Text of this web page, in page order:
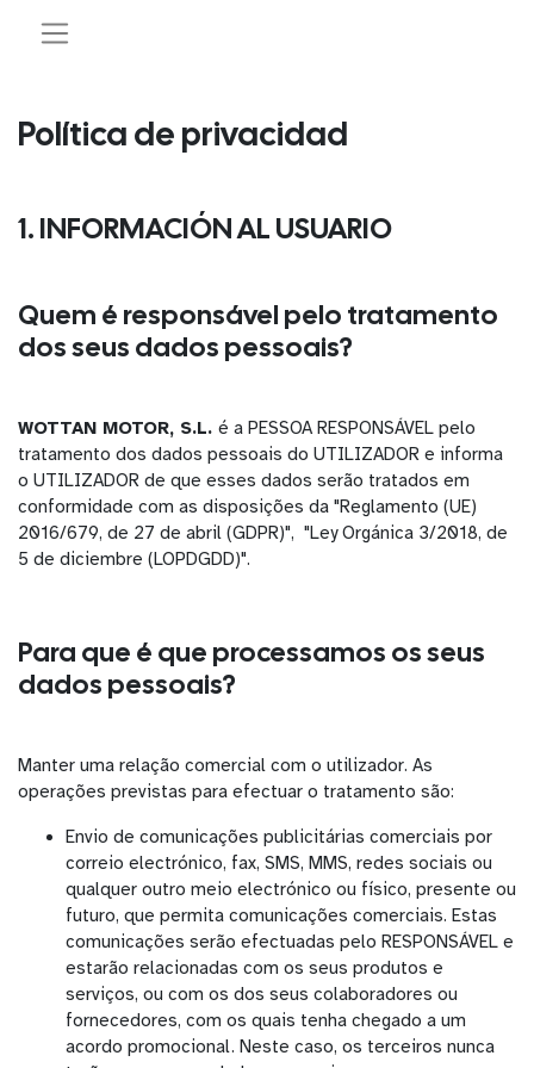
Política de privacidad
1. INFORMACIÓN AL USUARIO
Quem é responsável pelo tratamento
dos seus dados pessoais?
WOTTAN MOTOR, S.L. é a PESSOA RESPONSÁVEL pelo
tratamento dos dados pessoais do UTILIZADOR e informa
o UTILIZADOR de que esses dados serão tratados em
conformidade com as disposições da "Reglamento (UE)
2016/679, de 27 de abril (GDPR)", "Ley Orgánica 3/2018, de
5 de diciembre (LOPDGDD)".
Para que é que processamos os seus
dados pessoais?
Manter uma relação comercial com o utilizador. As
operações previstas para efectuar o tratamento são:
Envio de comunicações publicitárias comerciais por
correio electrónico, fax, SMS, MMS, redes sociais ou
qualquer outro meio electrónico ou físico, presente ou
futuro, que permita comunicações comerciais. Estas
comunicações serão efectuadas pelo RESPONSÁVEL e
estarão relacionadas com os seus produtos e
serviços, ou com os dos seus colaboradores ou
fornecedores, com os quais tenha chegado a um
acordo promocional. Neste caso, os terceiros nunca